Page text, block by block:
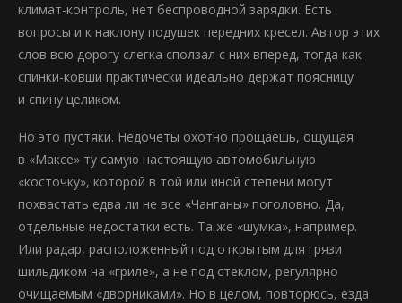
климат-контроль, нет беспроводной зарядки. Есть
вопросы и к наклону подушек передних кресел. Автор этих
слов всю дорогу слегка сползал с них вперед, тогда как
спинки-ковши практически идеально держат поясницу
и спину целиком.
Но это пустяки. Недочеты охотно прощаешь, ощущая
в «Максе» ту самую настоящую автомобильную
«косточку», которой в той или иной степени могут
похвастать едва ли не все «Чанганы» поголовно. Да,
отдельные недостатки есть. Та же «шумка», например.
Или радар, расположенный под открытым для грязи
шильдиком на «гриле», а не под стеклом, регулярно
очищаемым «дворниками». Но в целом, повторюсь, езда